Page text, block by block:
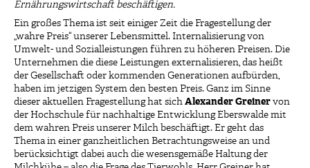
Ernährungswirtschaft beschäftigen.
Ein großes Thema ist seit einiger Zeit die Fragestellung der
„wahre Preis“ unserer Lebensmittel. Internalisierung von
Umwelt- und Sozialleistungen führen zu höheren Preisen. Die
Unternehmen die diese Leistungen externalisieren, das heißt
der Gesellschaft oder kommenden Generationen aufbürden,
haben im jetzigen System den besten Preis. Ganz im Sinne
dieser aktuellen Fragestellung hat sich Alexander Greiner von
der Hochschule für nachhaltige Entwicklung Eberswalde mit
dem wahren Preis unserer Milch beschäftigt. Er geht das
Thema in einer ganzheitlichen Betrachtungsweise an und
berücksichtigt dabei auch die wesensgemäße Haltung der